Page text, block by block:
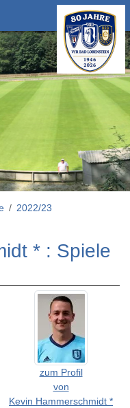
2022/23
* : Spiele
zum Profil
von
Kevin Hammerschmidt *